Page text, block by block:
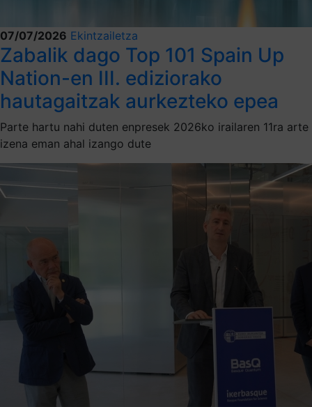
07/07/2026 Ekintzailetza
Zabalik dago Top 101 Spain Up
Nation-en III. ediziorako
hautagaitzak aurkezteko epea
Parte hartu nahi duten enpresek 2026ko irailaren 11ra arte
izena eman ahal izango dute